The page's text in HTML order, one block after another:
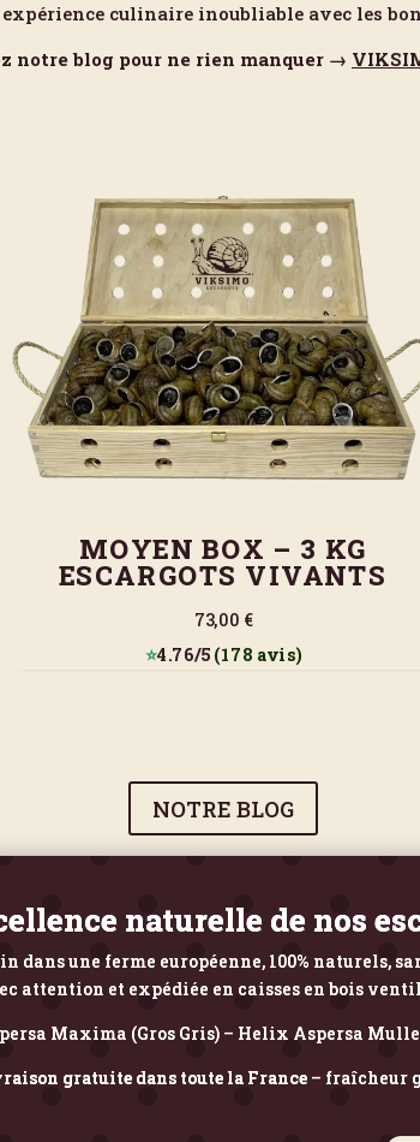
culinaire inoubliable avec les
notre blog pour ne rien manquer →
MOYEN BOX – 3 KG
ESCARGOTS VIVANTS
73,00 €
⭐4.76/5 (178 avis)
NOTRE BLOG
naturelle de nos
dans une ferme européenne, 100%
attention et expédiée en caisses en bois
Maxima (Gros Gris) – Helix Aspersa
gratuite dans toute la France – fraîcheur